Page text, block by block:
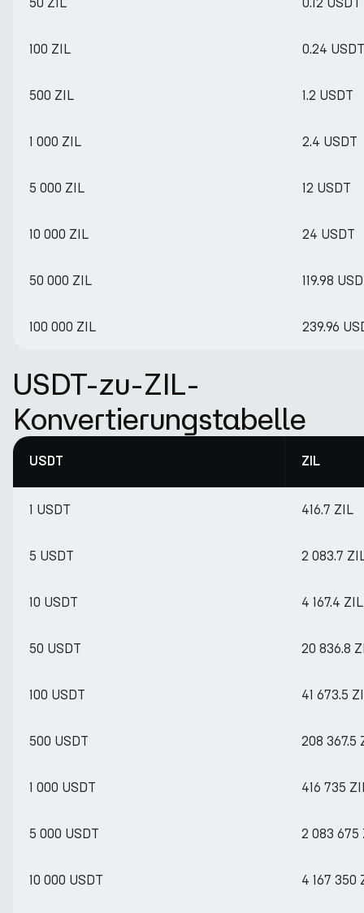
100 ZIL 0.24 USDT
500 ZIL 1.2 USDT
1 000 ZIL 2.4 USDT
5 000 ZIL 12 USDT
10 000 ZIL 24 USDT
50 000 ZIL 119.98
100 000 ZIL 239.96
USDT-zu-ZIL-
Konvertierungstabelle
USDT ZIL
1 USDT 416.7 ZIL
5 USDT 2 083.7
10 USDT 4 167.4 ZIL
50 USDT 20 836.8
100 USDT 41 673.5
500 USDT 208 367.5
1 000 USDT 416 735
5 000 USDT 2 083 675
10 000 USDT 4 167 350